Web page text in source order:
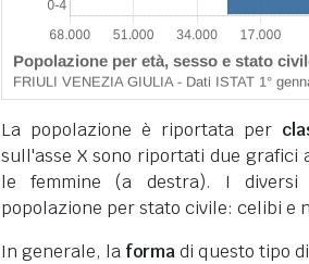
La popolazione è riportata per
sull'asse X sono riportati due grafici
le femmine (a destra). I diversi
popolazione per stato civile: celibi e
In generale, la formadi questo tipo